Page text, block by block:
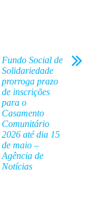
Fundo Social de
Solidariedade
prorroga prazo
de inscrições
para o
Casamento
Comunitário
2026 até dia 15
de maio –
Agência de
Notícias